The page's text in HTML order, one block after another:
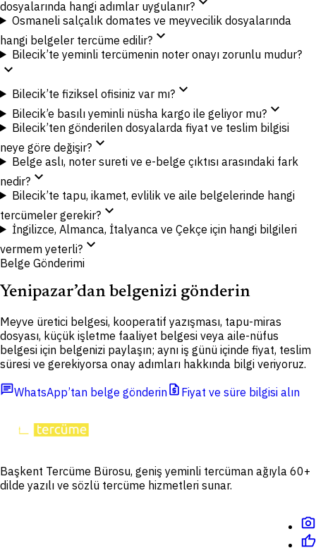
dosyalarında hangi adımlar uygulanır?
Osmaneli salçalık domates ve meyvecilik dosyalarında
hangi belgeler tercüme edilir? expand_more
Bilecik’te yeminli tercümenin noter onayı zorunlu mudur?
expand_more
Bilecik’te fiziksel ofisiniz var mı?expand_more
Bilecik’e basılı yeminli nüsha kargo ile geliyor mu?expand_more
Bilecik’ten gönderilen dosyalarda fiyat ve teslim bilgisi
neye göre değişir? expand_more
Belge aslı, noter sureti ve e-belge çıktısı arasındaki fark
nedir? expand_more
Bilecik’te tapu, ikamet, evlilik ve aile belgelerinde hangi
tercümeler gerekir? expand_more
İngilizce, Almanca, İtalyanca ve Çekçe için hangi bilgileri
vermem yeterli? expand_more
Belge Gönderimi
Yenipazar’dan belgenizi gönderin
Meyve üretici belgesi, kooperatif yazışması, tapu-miras
dosyası, küçük işletme faaliyet belgesi veya aile-nüfus
belgesi için belgenizi paylaşın; aynı iş günü içinde fiyat, teslim
süresi ve gerekiyorsa onay adımları hakkında bilgi veriyoruz.
chatWhatsApp’tan belge gönderinrequest_quote Fiyat ve süre bilgisi alın
Başkent Tercüme Bürosu, geniş yeminli tercüman ağıyla 60+
dilde yazılı ve sözlü tercüme hizmetleri sunar.
photo_camera
thumb_up